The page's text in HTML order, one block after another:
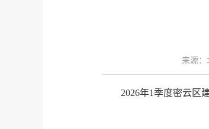
来源：
2026年1季度密云区